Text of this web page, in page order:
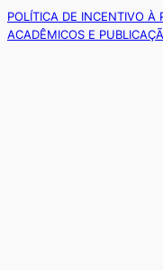
POLÍTICA DE INCENTIVO À
ACADÊMICOS E